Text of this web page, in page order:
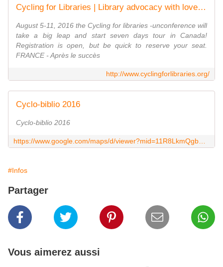
Cycling for Libraries | Library advocacy with love and passion since 2011
August 5-11, 2016 the Cycling for libraries -unconference will
take a big leap and start seven days tour in Canada!
Registration is open, but be quick to reserve your seat.
FRANCE - Après le succès
http://www.cyclingforlibraries.org/
Cyclo-biblio 2016
Cyclo-biblio 2016
#Infos
Partager
Vous aimerez aussi